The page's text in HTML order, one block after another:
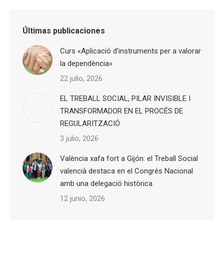
Últimas publicaciones
Curs «Aplicació d’instruments per a valorar
la dependència»
22 julio, 2026
EL TREBALL SOCIAL, PILAR INVISIBLE I
TRANSFORMADOR EN EL PROCÉS DE
REGULARITZACIÓ
3 julio, 2026
València xafa fort a Gijón: el Treball Social
valencià destaca en el Congrés Nacional
amb una delegació històrica
12 junio, 2026